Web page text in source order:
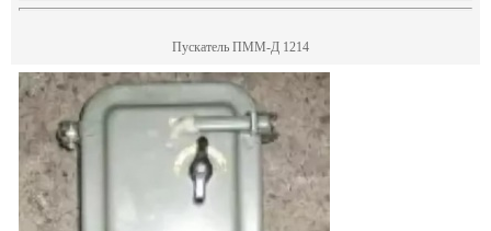
Пускатель ПММ-Д 1214